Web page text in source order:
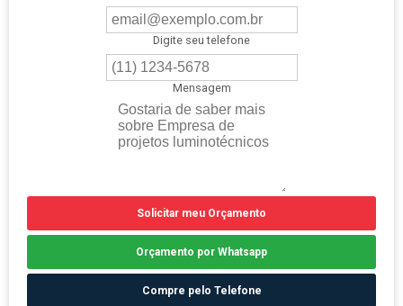
Digite seu telefone
Mensagem
Solicitar meu Orçamento
Orçamento por Whatsapp
Compre pelo Telefone